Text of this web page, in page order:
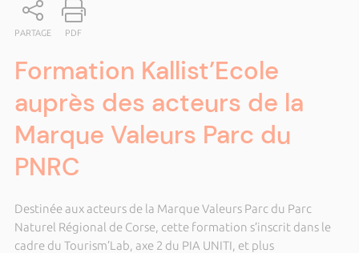
PARTAGE PDF
Formation Kallist’Ecole
auprès des acteurs de la
Marque Valeurs Parc du
PNRC
Destinée aux acteurs de la Marque Valeurs Parc du Parc
Naturel Régional de Corse, cette formation s’inscrit dans le
cadre du Tourism’Lab, axe 2 du PIA UNITI, et plus